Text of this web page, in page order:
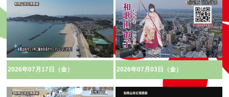
2026年07月17日（金） 2026年07月03日（金）